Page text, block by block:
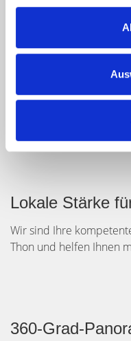
Gut
Als Wohnungsmakler
echten Interessenten
Lokale Stärke
Wir sind Ihre
Thon und helfen Ihnen
360-Grad-